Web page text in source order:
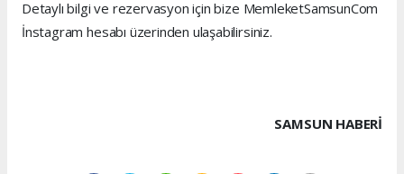
Detaylı bilgi ve rezervasyon için bize MemleketSamsunCom
İnstagram hesabı üzerinden ulaşabilirsiniz.
SAMSUN HABERİ